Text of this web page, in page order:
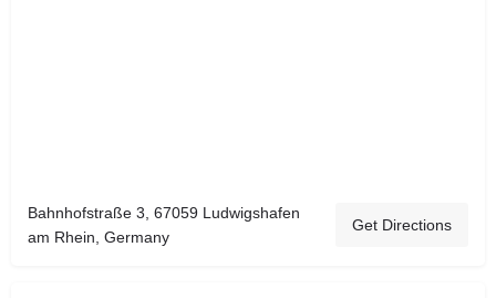
Bahnhofstraße 3, 67059 Ludwigshafen
am Rhein, Germany
Get Directions